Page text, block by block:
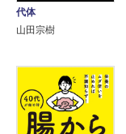
代体
山田宗樹